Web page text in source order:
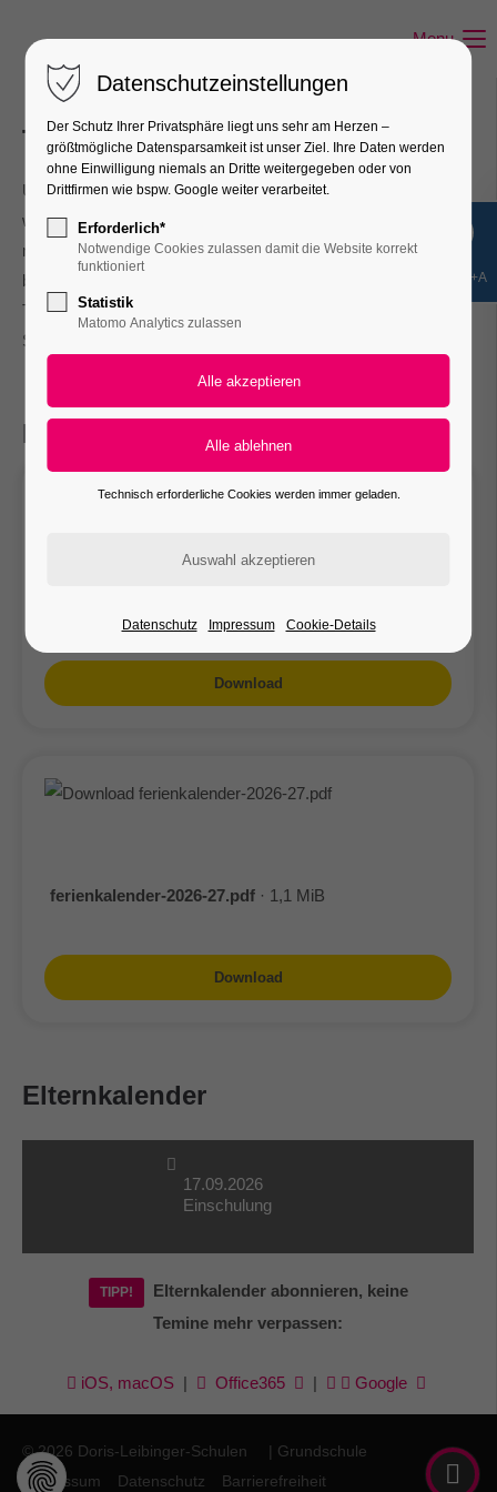
Menu
Termine
Unser immer aktueller Elternkalender informiert Sie über alle
wichtigen Termine der Doris Leibinger Grundschule! Für noch
mehr Komfort können Sie ihn hier direkt mit Ihrem
bevorzugten Kalenderprogramm abonnieren. Auch bei evtl.
Terminverlegungen bleiben Sie durch die automatische
Synchronisierung so jederzeit auf dem aktuellen Stand.
Ferienplan 2025/26
Download
ferienkalender-2026-27.pdf · 1,1 MiB
Download
Elternkalender
17.09.2026
Einschulung
TIPP!
Elternkalender abonnieren, keine
Temine mehr verpassen:
iOS, macOS| Office365 | Google
© 2026 Doris-Leibinger-Schulen
| Grundschule
Impressum
Datenschutz Barrierefreiheit
Datenschutzeinstellungen
Der Schutz Ihrer Privatsphäre liegt uns sehr am Herzen –
größtmögliche Datensparsamkeit ist unser Ziel. Ihre Daten werden
ohne Einwilligung niemals an Dritte weitergegeben oder von
Drittfirmen wie bspw. Google weiter verarbeitet.
Erforderlich*
Notwendige Cookies zulassen damit die Website korrekt
funktioniert
Statistik
Matomo Analytics zulassen
Technisch erforderliche Cookies werden immer geladen.
Datenschutz Impressum Cookie-Details
Shift+Alt+A